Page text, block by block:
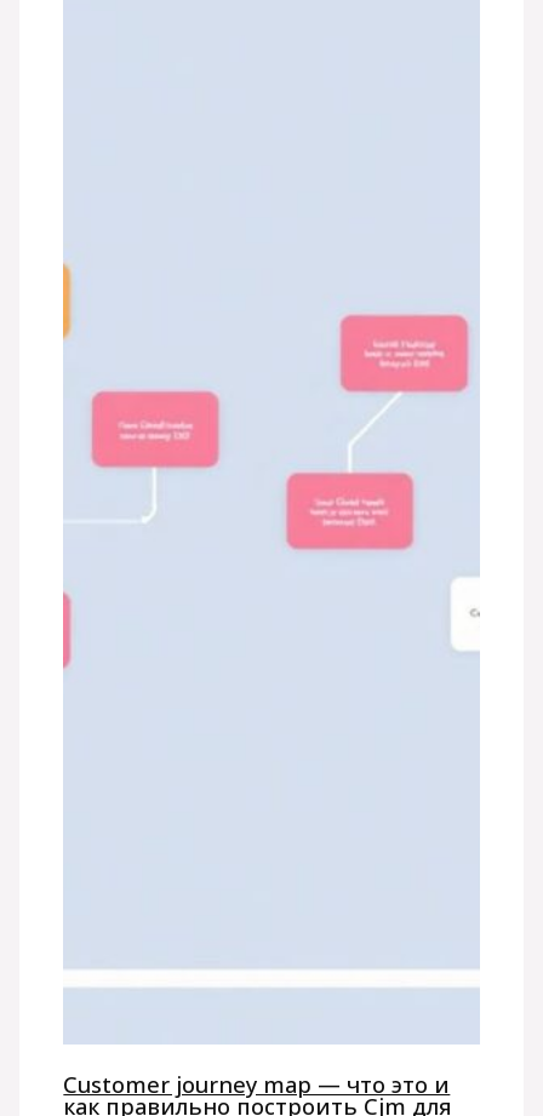
Customer journey map — что это и
как правильно построить Cjm для